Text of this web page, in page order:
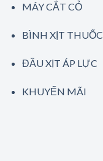
MÁY CẮT CỎ
BÌNH XỊT THUỐC
ĐẦU XỊT ÁP LỰC
KHUYẾN MÃI